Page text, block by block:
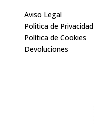
Aviso Legal
Politica de Privacidad
Política de Cookies
Devoluciones